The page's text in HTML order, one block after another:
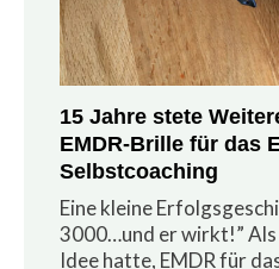
15 Jahre stete
EMDR-Brille für das
Selbstcoaching
Eine kleine
3000…und er wirkt!” Als
Idee hatte, EMDR für